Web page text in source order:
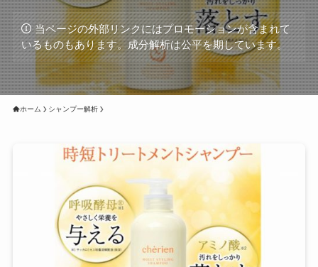
当ページの外部リンクにはプロモーションが含まれて
いるものもあります。成分解析は公平を期しています。
ホーム シャンプー解析